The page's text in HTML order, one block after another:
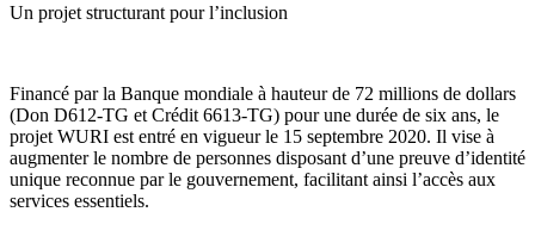
Un projet structurant pour l’inclusion
Financé par la Banque mondiale à hauteur de 72 millions de dollars
(Don D612-TG et Crédit 6613-TG) pour une durée de six ans, le
projet WURI est entré en vigueur le 15 septembre 2020. Il vise à
augmenter le nombre de personnes disposant d’une preuve d’identité
unique reconnue par le gouvernement, facilitant ainsi l’accès aux
services essentiels.